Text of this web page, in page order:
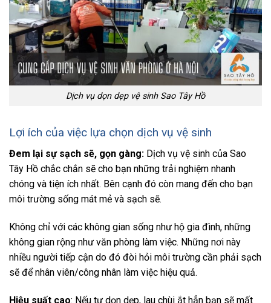
Dịch vụ dọn dẹp vệ sinh Sao Tây Hồ
Lợi ích của việc lựa chọn dịch vụ vệ sinh
Đem lại sự sạch sẽ, gọn gàng: Dịch vụ vệ sinh của Sao
Tây Hồ chắc chắn sẽ cho bạn những trải nghiệm nhanh
chóng và tiện ích nhất. Bên cạnh đó còn mang đến cho bạn
môi trường sống mát mẻ và sạch sẽ.
Không chỉ với các không gian sống như hộ gia đình, những
không gian rộng như văn phòng làm việc. Những nơi này
nhiều người tiếp cận do đó đòi hỏi môi trường cần phải sạch
sẽ để nhân viên/công nhân làm việc hiệu quả.
Hiệu suất cao: Nếu tự dọn dẹp, lau chùi ắt hẳn bạn sẽ mất